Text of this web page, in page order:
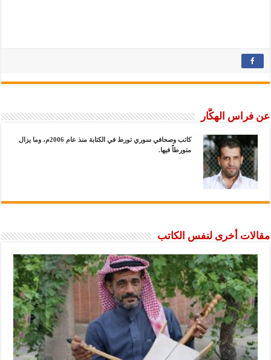
عن فراس الهكَّار
كاتب وصحافي سوري تورط في الكتابة منذ عام 2006م، وما يزال
متورطاً فيها.
مقالات أخرى لنفس الكاتب